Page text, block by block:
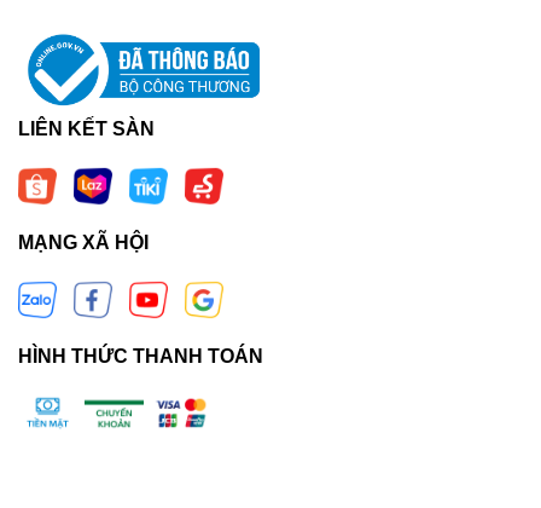
LIÊN KẾT SÀN
MẠNG XÃ HỘI
HÌNH THỨC THANH TOÁN